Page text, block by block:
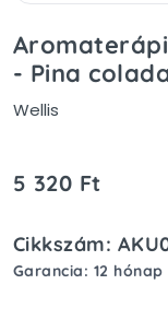
- Pina
Wellis
5 320 Ft
Cikkszám:
Garancia: 12 hónap